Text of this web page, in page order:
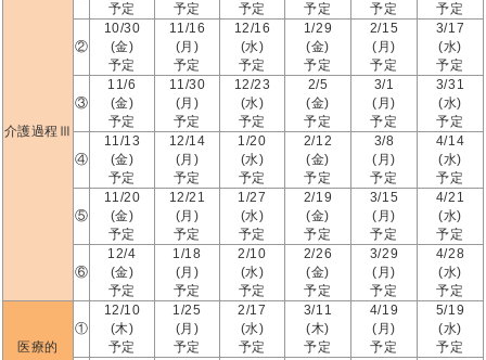
介護過程Ⅲ
予定
予定
予定
予定
予定
予定
②
10/30
(金)
予定
11/16
(月)
予定
12/16
(水)
予定
1/29
(金)
予定
2/15
(月)
予定
3/17
(水)
予定
③
11/6
(金)
予定
11/30
(月)
予定
12/23
(水)
予定
2/5
(金)
予定
3/1
(月)
予定
3/31
(水)
予定
④
11/13
(金)
予定
12/14
(月)
予定
1/20
(水)
予定
2/12
(金)
予定
3/8
(月)
予定
4/14
(水)
予定
⑤
11/20
(金)
予定
12/21
(月)
予定
1/27
(水)
予定
2/19
(金)
予定
3/15
(月)
予定
4/21
(水)
予定
⑥
12/4
(金)
予定
1/18
(月)
予定
2/10
(水)
予定
2/26
(金)
予定
3/29
(月)
予定
4/28
(水)
予定
医療的
①
12/10
(木)
予定
1/25
(月)
予定
2/17
(水)
予定
3/11
(木)
予定
4/19
(月)
予定
5/19
(水)
予定